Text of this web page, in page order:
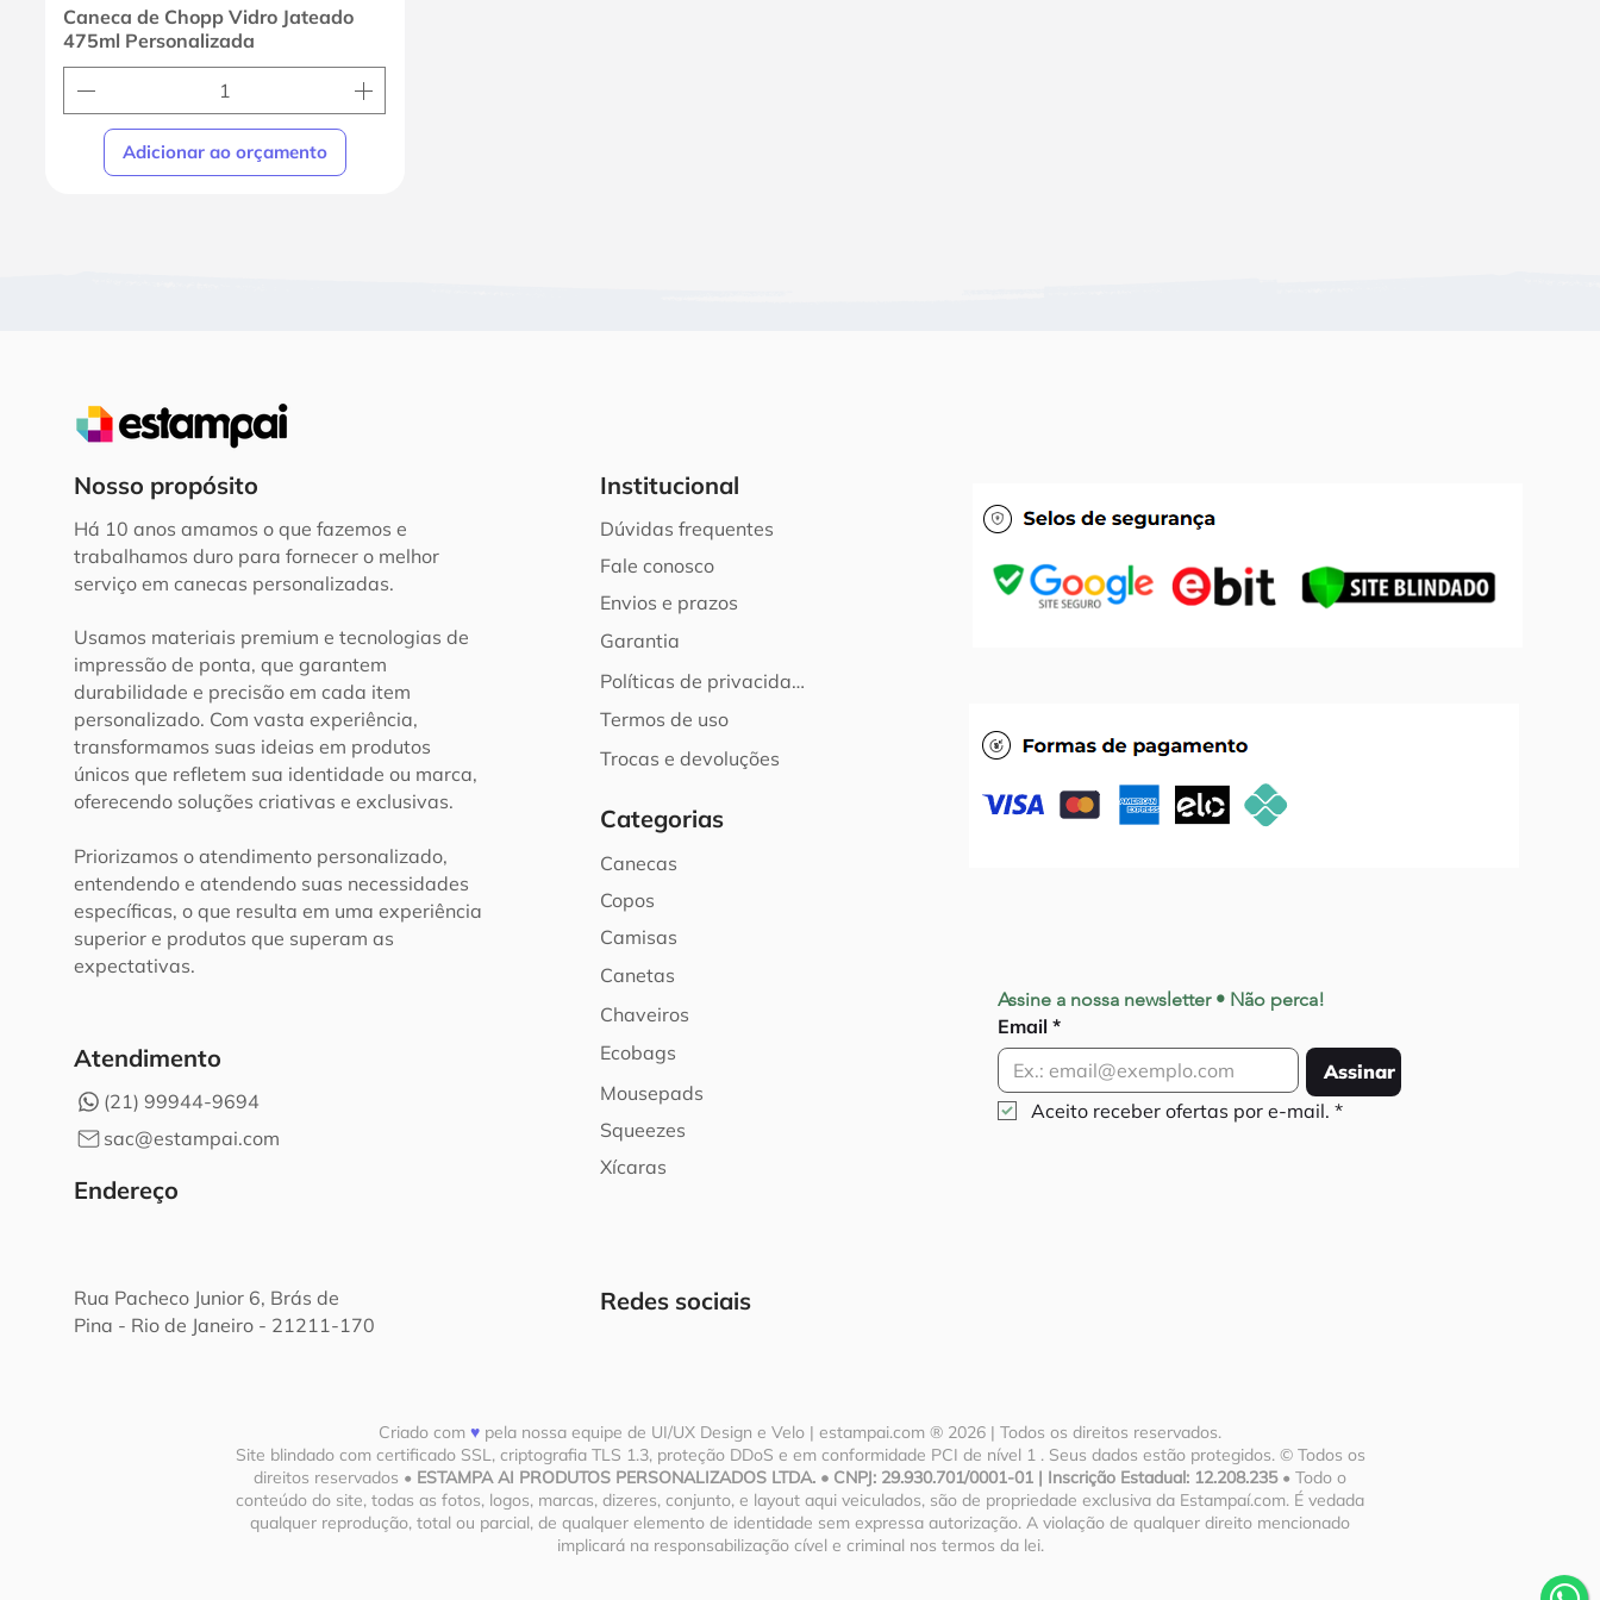
Caneca de Chopp Vidro Jateado
475ml Personalizada
Adicionar ao orçamento
Nosso propósito
Há 10 anos amamos o que fazemos e
trabalhamos duro para fornecer o melhor
serviço em canecas personalizadas.​
Usamos materiais premium e tecnologias de
impressão de ponta, que garantem
durabilidade e precisão em cada item
personalizado. Com vasta experiência,
transformamos suas ideias em produtos
únicos que refletem sua identidade ou marca,
oferecendo soluções criativas e exclusivas.
Priorizamos o atendimento personalizado,
entendendo e atendendo suas necessidades
específicas, o que resulta em uma experiência
superior e produtos que superam as
expectativas.
Institucional
Dúvidas frequentes
Fale conosco
Envios e prazos
Garantia
Políticas de privacidade
Termos de uso
Trocas e devoluções
Categorias
Canecas
Copos
Camisas
Canetas
Chaveiros
Atendimento
(21) 99944-9694
sac@estampai.com
Endereço
Ecobags
Mousepads
Squeezes
Xícaras
Assine a nossa newsletter • Não perca!
Email *
Assinar
Aceito receber ofertas por e-mail. *
Rua Pacheco Junior 6, Brás de
Pina - Rio de Janeiro - 21211-170
Redes sociais
Criado com ♥ pela nossa equipe de UI/UX Design e Velo | estampai.com ® 2026 | Todos os direitos reservados.
Site blindado com certificado SSL, criptografia TLS 1.3, proteção DDoS e em conformidade PCI de nível 1 . Seus dados estão protegidos. © Todos os
direitos reservados • ESTAMPA AI PRODUTOS PERSONALIZADOS LTDA. • CNPJ: 29.930.701/0001-01 | Inscrição Estadual: 12.208.235• Todo o
conteúdo do site, todas as fotos, logos, marcas, dizeres, conjunto, e layout aqui veiculados, são de propriedade exclusiva da Estampaí.com. É vedada
qualquer reprodução, total ou parcial, de qualquer elemento de identidade sem expressa autorização. A violação de qualquer direito mencionado
implicará na responsabilização cível e criminal nos termos da lei.